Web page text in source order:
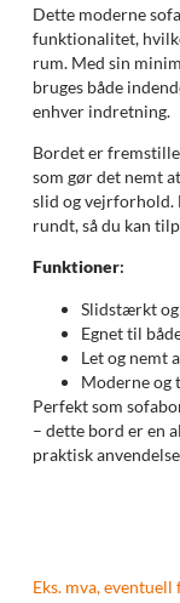
Dette moderne
funktionalitet,
rum. Med sin
bruges både
enhver indretning.
Bordet er
som gør det nemt
slid og vejrforhold.
rundt, så du kan
Funktioner:
Slidstærkt
Egnet til
Let og nemt
Moderne og
Perfekt som
– dette bord er en
praktisk
Eks. mva,